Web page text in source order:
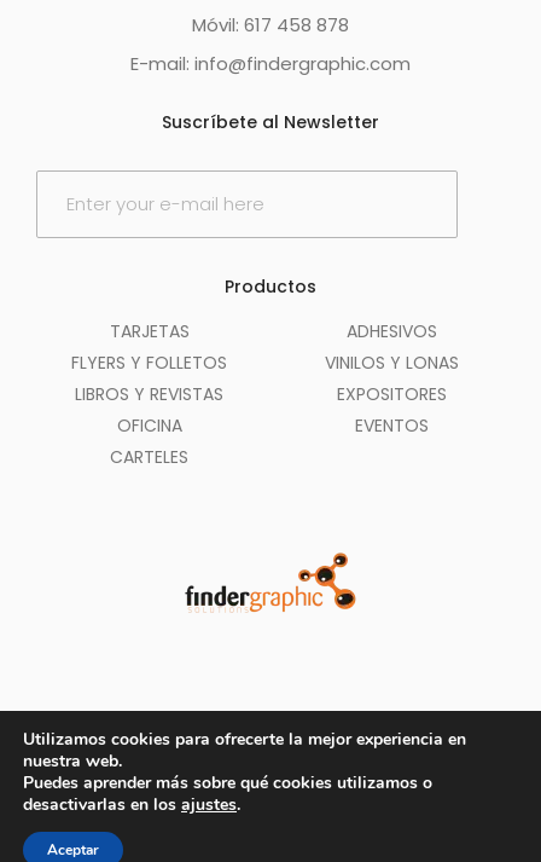
Móvil: 617 458 878
E-mail: info@findergraphic.com
Suscríbete al Newsletter
E
Productos
TARJETAS
FLYERS Y FOLLETOS
LIBROS Y REVISTAS
OFICINA
CARTELES
ADHESIVOS
VINILOS Y LONAS
EXPOSITORES
EVENTOS
Métodos de pago aceptados
© Copyright 2020
Utilizamos cookies para ofrecerte la mejor experiencia en
nuestra web.
Puedes aprender más sobre qué cookies utilizamos o
desactivarlas en los ajustes.
Aceptar